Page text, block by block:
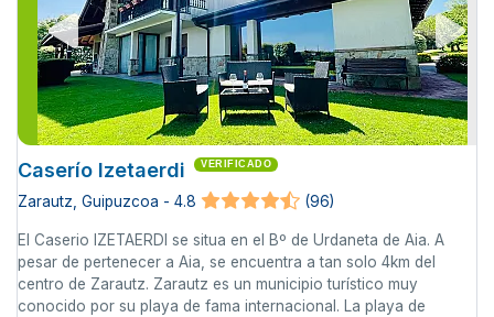
Caserío Izetaerdi VERIFICADO
Zarautz, Guipuzcoa - 4.8 (96)
El Caserio IZETAERDI se situa en el Bº de Urdaneta de Aia. A
pesar de pertenecer a Aia, se encuentra a tan solo 4km del
centro de Zarautz. Zarautz es un municipio turístico muy
conocido por su playa de fama internacional. La playa de